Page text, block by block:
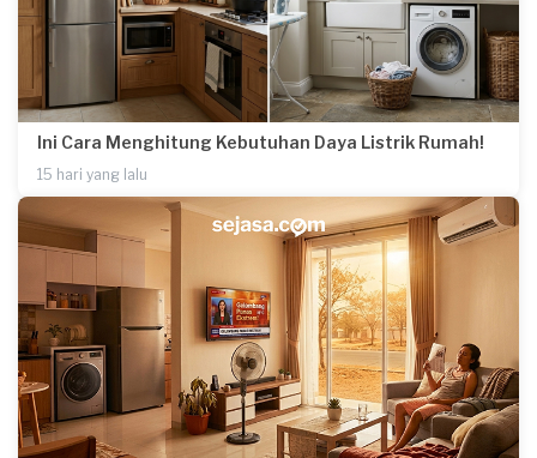
Ini Cara Menghitung Kebutuhan Daya Listrik Rumah!
15 hari yang lalu